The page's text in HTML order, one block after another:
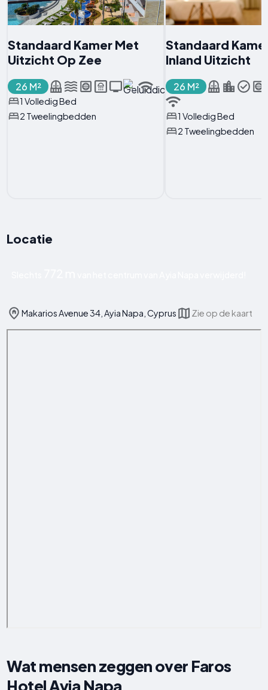
Standaard Kamer Met
Uitzicht Op Zee
26 M²
1 Volledig Bed
2 Tweelingbedden
Standaard
Inland Uitzicht
26 M²
1 Volledig Bed
2 Tweelingbedden
Locatie
Makarios Avenue 34, Ayia Napa, Cyprus Zie op de kaart
Wat mensen zeggen over Faros
Hotel Ayia Napa